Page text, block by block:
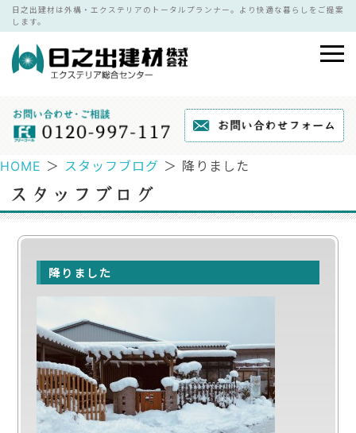
日之出建材は外構・エクステリアのトータルプランナー。より快適な暮らしをご提案
します。
HOME ＞ スタッフブログ ＞ 降りました
降りました